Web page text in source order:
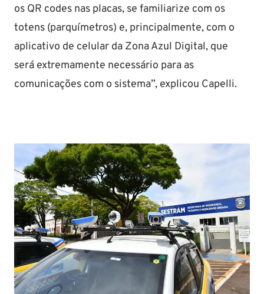
os QR codes nas placas, se familiarize com os
totens (parquímetros) e, principalmente, com o
aplicativo de celular da Zona Azul Digital, que
será extremamente necessário para as
comunicações com o sistema”, explicou Capelli.